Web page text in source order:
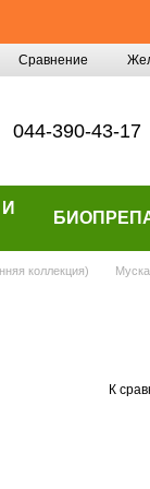
Сравнение
044-390-43-17
коллекция)
К